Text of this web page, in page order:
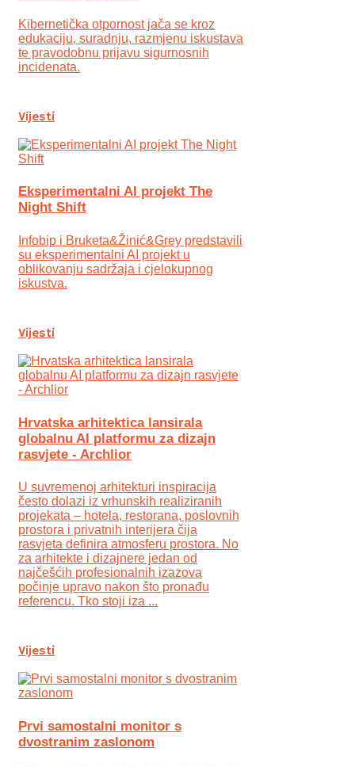
Kibernetička otpornost jača se kroz
edukaciju, suradnju, razmjenu iskustava
te pravodobnu prijavu sigurnosnih
incidenata.
Vijesti
Eksperimentalni AI projekt The
Night Shift
Infobip i Bruketa&Žinić&Grey predstavili
su eksperimentalni AI projekt u
oblikovanju sadržaja i cjelokupnog
iskustva.
Vijesti
Hrvatska arhitektica lansirala
globalnu AI platformu za dizajn
rasvjete - Archlior
U suvremenoj arhitekturi inspiracija
često dolazi iz vrhunskih realiziranih
projekata – hotela, restorana, poslovnih
prostora i privatnih interijera čija
rasvjeta definira atmosferu prostora. No
za arhitekte i dizajnere jedan od
najčešćih profesionalnih izazova
počinje upravo nakon što pronađu
referencu. Tko stoji iza ...
Vijesti
Prvi samostalni monitor s
dvostranim zaslonom